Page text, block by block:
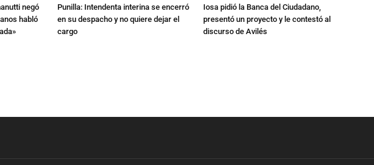
negó
habló
Punilla: Intendenta interina se encerró
en su despacho y no quiere dejar el
cargo
Iosa pidió la Banca del Ciudadano,
presentó un proyecto y le contestó al
discurso de Avilés